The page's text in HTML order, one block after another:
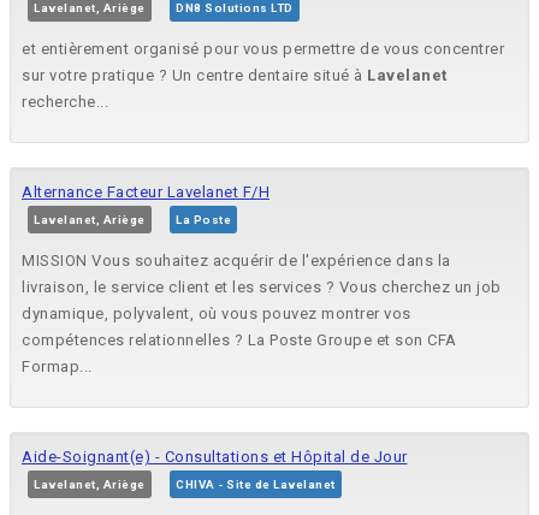
Lavelanet, Ariège DN8 Solutions LTD
et entièrement organisé pour vous permettre de vous concentrer
sur votre pratique ? Un centre dentaire situé à Lavelanet
recherche...
Alternance Facteur Lavelanet F/H
Lavelanet, Ariège La Poste
MISSION Vous souhaitez acquérir de l'expérience dans la
livraison, le service client et les services ? Vous cherchez un job
dynamique, polyvalent, où vous pouvez montrer vos
compétences relationnelles ? La Poste Groupe et son CFA
Formap...
Aide-Soignant(e) - Consultations et Hôpital de Jour
Lavelanet, Ariège CHIVA - Site de Lavelanet